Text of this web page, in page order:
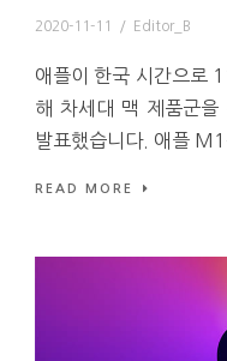
2020-11-11 / Editor_B
애플이 한국 시간으로
해 차세대 맥 제품군
발표했습니다. 애플
READ MORE